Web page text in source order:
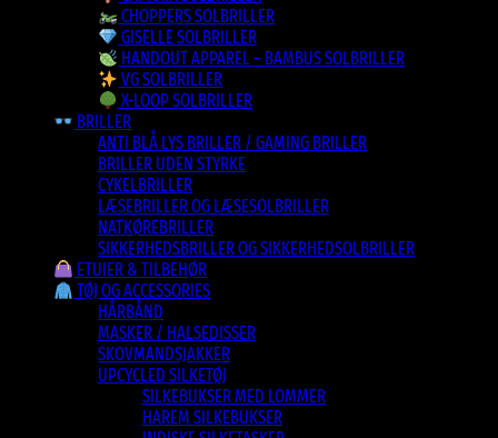
CHOPPERS SOLBRILLER
GISELLE SOLBRILLER
HANDOUT APPAREL – BAMBUS SOLBRILLER
VG SOLBRILLER
X-LOOP SOLBRILLER
BRILLER
ANTI BLÅ LYS BRILLER / GAMING BRILLER
BRILLER UDEN STYRKE
CYKELBRILLER
LÆSEBRILLER OG LÆSESOLBRILLER
NATKØREBRILLER
SIKKERHEDSBRILLER OG SIKKERHEDSOLBRILLER
ETUIER & TILBEHØR
TØJ OG ACCESSORIES
HÅRBÅND
MASKER / HALSEDISSER
SKOVMANDSJAKKER
UPCYCLED SILKETØJ
SILKEBUKSER MED LOMMER
HAREM SILKEBUKSER